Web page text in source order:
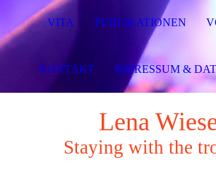
Lena
Staying with the
VITA PUBLIKATIONEN
KONTAKT IMPRESSUM &